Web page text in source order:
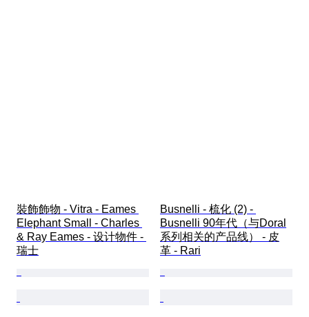
裝飾飾物 - Vitra - Eames
Elephant Small - Charles
& Ray Eames - 设计物件 -
瑞士
Busnelli - 梳化 (2) -
Busnelli 90年代（与Doral
系列相关的产品线） - 皮
革 - Rari